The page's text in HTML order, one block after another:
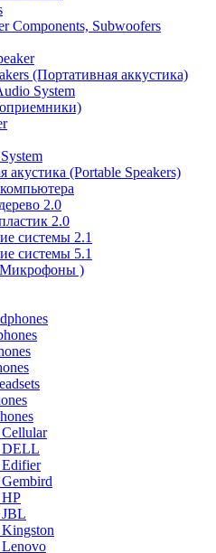
Components, Subwoofers
(Портативная аккустика)
System
акустика (Portable Speakers)
2.0
2.0
системы 2.1
системы 5.1
Микрофоны )
Cellular
DELL
Edifier
HP
JBL
Lenovo